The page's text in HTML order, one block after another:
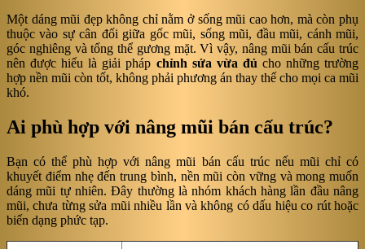
Một dáng mũi đẹp không chỉ nằm ở sống mũi cao hơn, mà còn phụ
thuộc vào sự cân đối giữa gốc mũi, sống mũi, đầu mũi, cánh mũi,
góc nghiêng và tổng thể gương mặt. Vì vậy, nâng mũi bán cấu trúc
nên được hiểu là giải pháp chỉnh sửa vừa đủcho những trường
hợp nền mũi còn tốt, không phải phương án thay thế cho mọi ca mũi
khó.
Ai phù hợp với nâng mũi bán cấu trúc?
Bạn có thể phù hợp với nâng mũi bán cấu trúc nếu mũi chỉ có
khuyết điểm nhẹ đến trung bình, nền mũi còn vững và mong muốn
dáng mũi tự nhiên. Đây thường là nhóm khách hàng lần đầu nâng
mũi, chưa từng sửa mũi nhiều lần và không có dấu hiệu co rút hoặc
biến dạng phức tạp.